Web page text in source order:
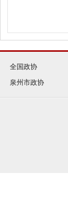
全国政协
泉州市政协